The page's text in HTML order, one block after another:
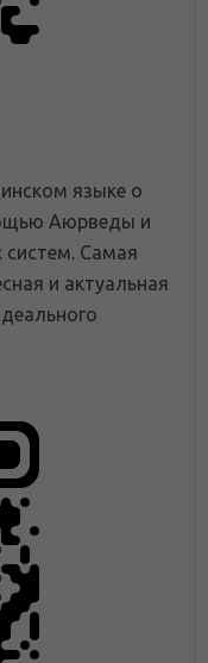
языке о
Аюрведы и
систем. Самая
и актуальная